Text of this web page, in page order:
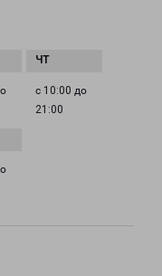
с 10:00 до
21:00